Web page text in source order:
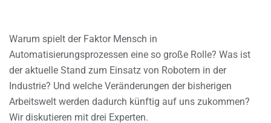
Warum spielt der Faktor Mensch in
Automatisierungsprozessen eine so große Rolle? Was ist
der aktuelle Stand zum Einsatz von Robotern in der
Industrie? Und welche Veränderungen der bisherigen
Arbeitswelt werden dadurch künftig auf uns zukommen?
Wir diskutieren mit drei Experten.